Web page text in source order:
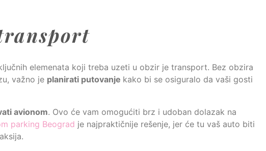
elemenata koji treba uzeti u obzir je transport. Bez obzira
važno je planirati putovanje kako bi se osiguralo da vaši gosti
avionom. Ovo će vam omogućiti brz i udoban dolazak na
parking Beograd je najpraktičnije rešenje, jer će tu vaš auto biti